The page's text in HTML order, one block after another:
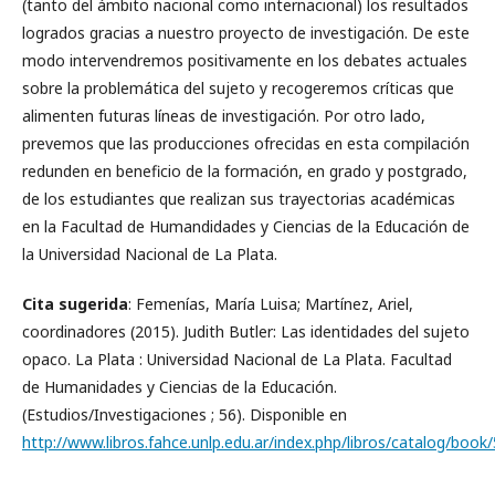
(tanto del ámbito nacional como internacional) los resultados
logrados gracias a nuestro proyecto de investigación. De este
modo intervendremos positivamente en los debates actuales
sobre la problemática del sujeto y recogeremos críticas que
alimenten futuras líneas de investigación. Por otro lado,
prevemos que las producciones ofrecidas en esta compilación
redunden en beneficio de la formación, en grado y postgrado,
de los estudiantes que realizan sus trayectorias académicas
en la Facultad de Humandidades y Ciencias de la Educación de
la Universidad Nacional de La Plata.
Cita sugerida: Femenías, María Luisa; Martínez, Ariel,
coordinadores (2015). Judith Butler: Las identidades del sujeto
opaco. La Plata : Universidad Nacional de La Plata. Facultad
de Humanidades y Ciencias de la Educación.
(Estudios/Investigaciones ; 56). Disponible en
http://www.libros.fahce.unlp.edu.ar/index.php/libros/catalog/